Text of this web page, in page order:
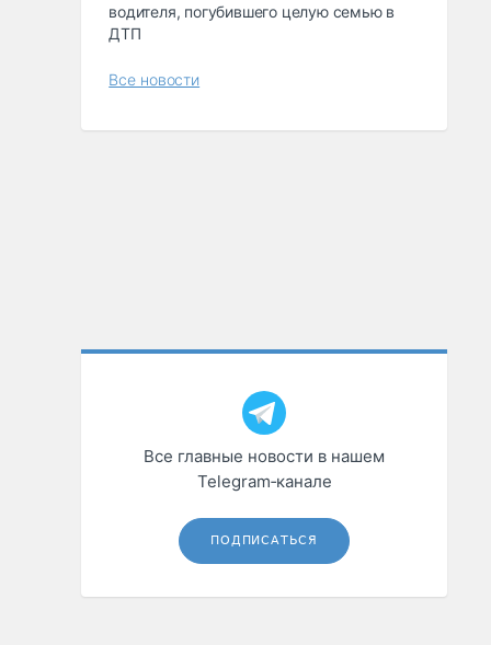
водителя, погубившего целую семью в
ДТП
Все новости
Все главные новости в нашем
Telegram‑канале
ПОДПИСАТЬСЯ